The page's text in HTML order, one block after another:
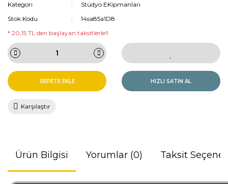
Kategori
Stüdyo EKipmanları
Stok Kodu
14sa85a1D8
* 20,15 TL den başlayan taksitlerle!!
SEPETE EKLE HIZLI SATIN AL
Karşılaştır
Ürün Bilgisi Yorumlar (0) Taksit